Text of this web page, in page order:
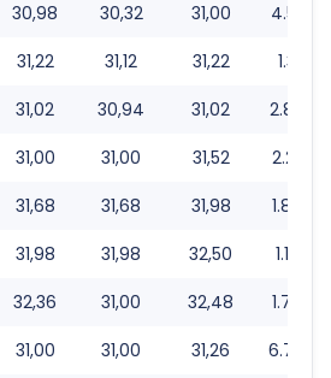
30,98 30,32 31,00
31,22 31,12 31,22
31,02 30,94 31,02
31,00 31,00 31,52
31,68 31,68 31,98
31,98 31,98 32,50
32,36 31,00 32,48
31,00 31,00 31,26